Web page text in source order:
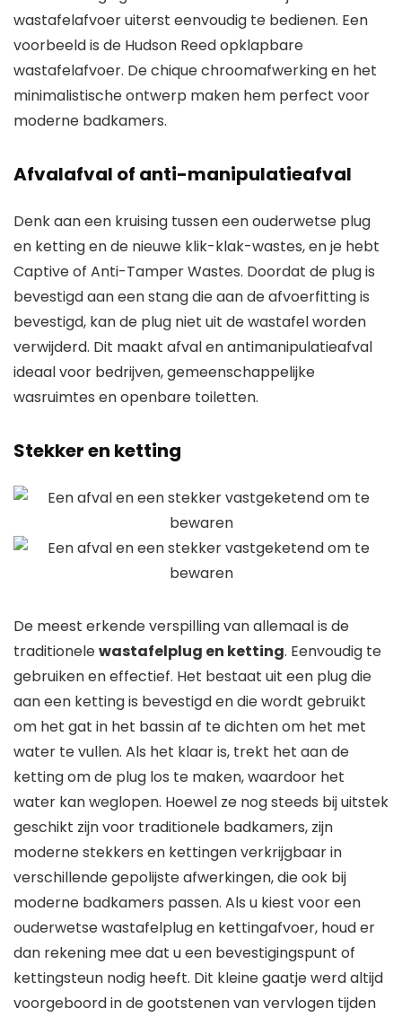
wastafelafvoer uiterst eenvoudig te bedienen. Een
voorbeeld is de Hudson Reed opklapbare
wastafelafvoer. De chique chroomafwerking en het
minimalistische ontwerp maken hem perfect voor
moderne badkamers.
Afvalafval of anti-manipulatieafval
Denk aan een kruising tussen een ouderwetse plug
en ketting en de nieuwe klik-klak-wastes, en je hebt
Captive of Anti-Tamper Wastes. Doordat de plug is
bevestigd aan een stang die aan de afvoerfitting is
bevestigd, kan de plug niet uit de wastafel worden
verwijderd. Dit maakt afval en antimanipulatieafval
ideaal voor bedrijven, gemeenschappelijke
wasruimtes en openbare toiletten.
Stekker en ketting
De meest erkende verspilling van allemaal is de
traditionelewastafelplug en ketting. Eenvoudig te
gebruiken en effectief. Het bestaat uit een plug die
aan een ketting is bevestigd en die wordt gebruikt
om het gat in het bassin af te dichten om het met
water te vullen. Als het klaar is, trekt het aan de
ketting om de plug los te maken, waardoor het
water kan weglopen. Hoewel ze nog steeds bij uitstek
geschikt zijn voor traditionele badkamers, zijn
moderne stekkers en kettingen verkrijgbaar in
verschillende gepolijste afwerkingen, die ook bij
moderne badkamers passen. Als u kiest voor een
ouderwetse wastafelplug en kettingafvoer, houd er
dan rekening mee dat u een bevestigingspunt of
kettingsteun nodig heeft. Dit kleine gaatje werd altijd
voorgeboord in de gootstenen van vervlogen tijden